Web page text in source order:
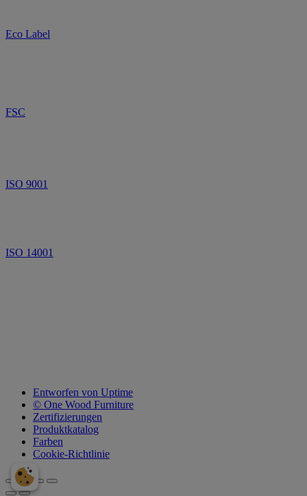
Eco Label
FSC
ISO 9001
ISO 14001
Entworfen von Uptime
© One Wood Furniture
Zertifizierungen
Produktkatalog
Farben
Cookie-Richtlinie